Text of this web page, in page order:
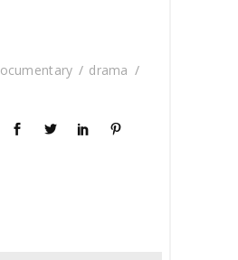
drama